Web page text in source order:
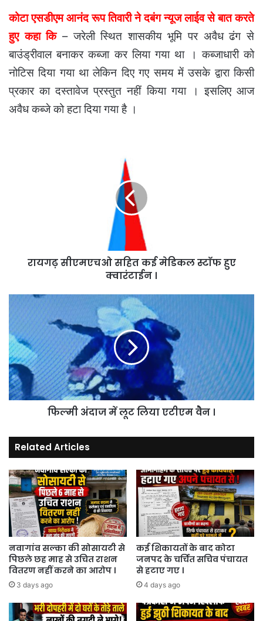
कोटा एसडीएम आनंद रूप तिवारी ने दबंग न्यूज लाईव से बात करते
हुए कहा कि– जरेली स्थित शासकीय भूमि पर अवैध ढंग से
बाउंड्रीवाल बनाकर कब्जा कर लिया गया था । कब्जाधारी को
नोटिस दिया गया था लेकिन दिए गए समय में उसके द्वारा किसी
प्रकार का दस्तावेज प्रस्तुत नहीं किया गया । इसलिए आज
अवैध कब्जे को हटा दिया गया है ।
रायगढ़ सीएमएचओ सहित कई मेडिकल स्टाॅफ हुए
क्वारंटाईन ।
में
लूट
लिया
एटीएम
वेैन
।
फिल्मी अंदाज में लूट लिया एटीएम वेैन ।
Related Articles
नवागांव सल्का की सोसायटी से
पिछले छह माह से उचित राशन
वितरण नहीं करने का आरोप ।
3 days ago
कई शिकायतों के बाद कोटा
जनपद के चर्चित सचिव पंचायत
से हटाए गए ।
4 days ago